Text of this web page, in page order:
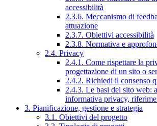
accessibilità
2.3.6. Meccanismo di
attuazione
2.3.7. Obiettivi accessibilità
2.3.8. Normativa e
2.4. Privacy
2.4.1. Come rispettare la
progettazione di un sito o
2.4.2. Richiedi il consenso
2.4.3. Le basi del sito web:
informativa privacy,
3. Pianificazione, gestione e strategia
3.1. Obiettivi del progetto